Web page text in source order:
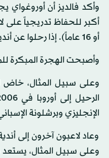
وأكد فالديز أن
أو 16 عاماً). إذا رحلوا عن أنديتهم وهم في الثامنة عشرة من عمرهم، سيكون هذا بمقابل مالي أكبر يستطيع تغيير وضع الأندية».
وأصبحت الهجرة المبكرة
وعلى سبيل المثال،
الإنجليزي وبرشلونة
وعاد لاعبون آخرون إلى